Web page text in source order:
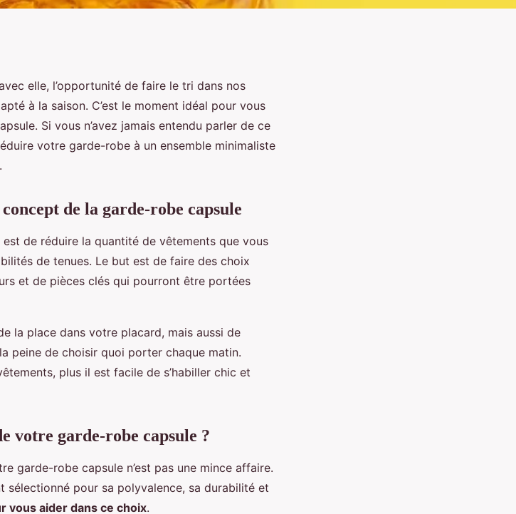
robe
en
elle, l’opportunité de faire le tri dans nos
à la saison. C’est le moment idéal pour vous
Si vous n’avez jamais entendu parler de ce
votre garde-robe à un ensemble minimaliste
de la garde-robe capsule
de réduire la quantité de vêtements que vous
de tenues. Le but est de faire des choix
et de pièces clés qui pourront être portées
la place dans votre placard, mais aussi de
peine de choisir quoi porter chaque matin.
plus il est facile de s’habiller chic et
votre garde-robe capsule ?
garde-robe capsule n’est pas une mince affaire.
sélectionné pour sa polyvalence, sa durabilité et
vous aider dans ce choix.